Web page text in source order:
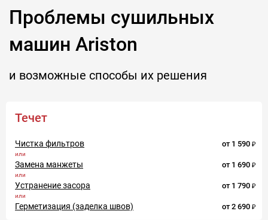
Проблемы сушильных
машин Ariston
и возможные способы их решения
Течет
Чистка фильтров от 1 590
Замена манжеты от 1 690
Устранение засора от 1 790
Герметизация (заделка швов) от 2 690